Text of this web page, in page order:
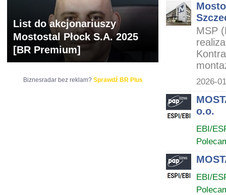
MSP
2026-
o.o.
EBI/
EBI/
List do akcjonariuszy
Mostostal Płock S.A. 2025
[BR Premium]
Biznesradar bez reklam? Sprawdź BR Plus